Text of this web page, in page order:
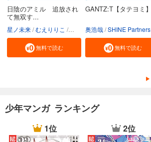
日陰のアミル 追放され
て無双す...
星ノ未来 むえりりこ フーモア
無料で読む
GANTZ:T【タテヨミ】
奥浩哉 SHINE Partners
無料で読む
少年マンガ ランキング
1位 2位